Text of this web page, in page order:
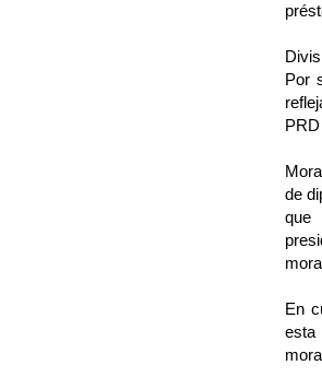
Por
de
que
En
esta